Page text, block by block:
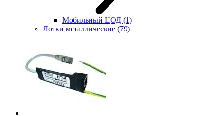
Мобильный ЦОД (1)
Лотки металлические (79)